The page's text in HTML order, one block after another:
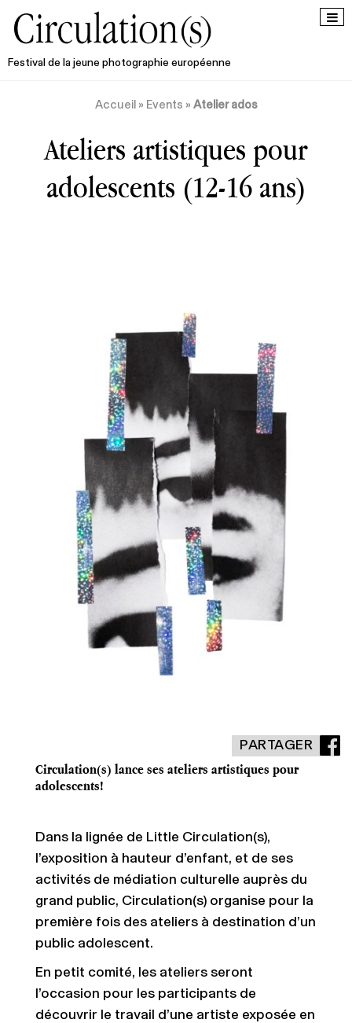
Festival de la jeune photographie européenne
Accueil » Events » Atelier ados
Ateliers artistiques pour
adolescents (12-16 ans)
PARTAGER
Circulation(s) lance ses ateliers artistiques pour
adolescents!
Dans la lignée de Little Circulation(s),
l’exposition à hauteur d’enfant, et de ses
activités de médiation culturelle auprès du
grand public, Circulation(s) organise pour la
première fois des ateliers à destination d’un
public adolescent.
En petit comité, les ateliers seront
l’occasion pour les participants de
découvrir le travail d’une artiste exposée en